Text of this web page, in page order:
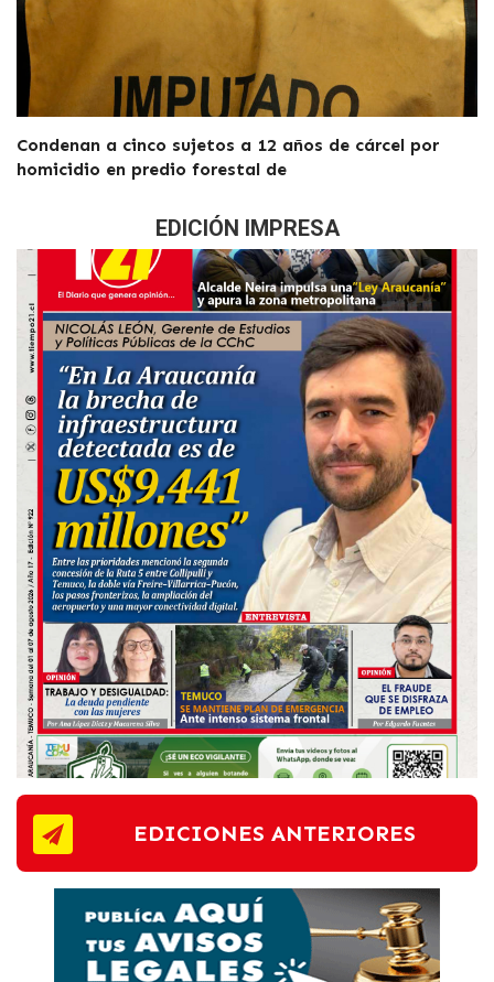
Condenan a cinco sujetos a 12 años de cárcel por
homicidio en predio forestal de
EDICIÓN IMPRESA
EDICIONES ANTERIORES